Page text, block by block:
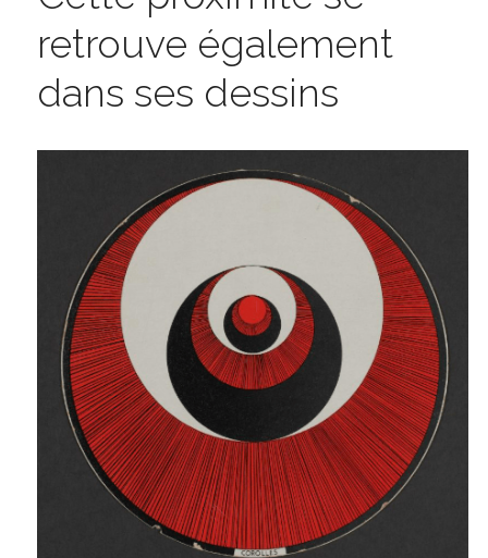
retrouve également
dans ses dessins